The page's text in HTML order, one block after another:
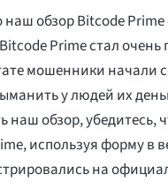
обзор Bitcode
Prime стал
мошенники начали
у людей их
наш обзор, убедитесь,
используя форму в
на